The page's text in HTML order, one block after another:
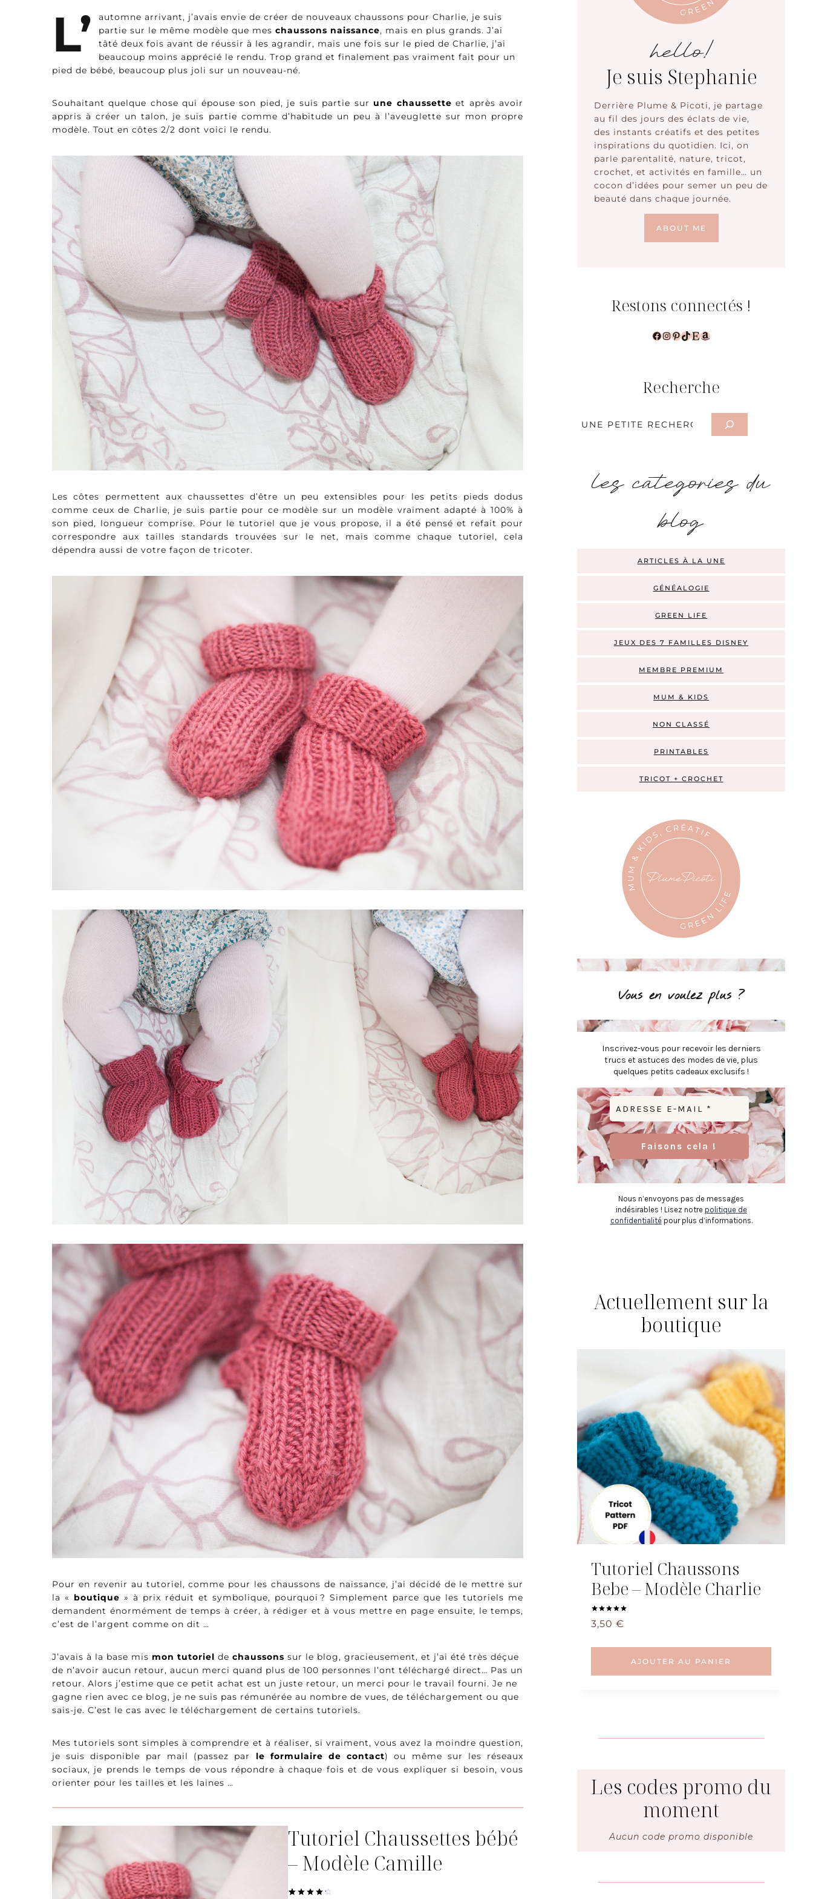
L’
automne arrivant, j’avais envie de créer de nouveaux chaussons pour Charlie, je suis
partie sur le même modèle que mes chaussons naissance, mais en plus grands. J’ai
tâté deux fois avant de réussir à les agrandir, mais une fois sur le pied de Charlie, j’ai
beaucoup moins apprécié le rendu. Trop grand et finalement pas vraiment fait pour un
pied de bébé, beaucoup plus joli sur un nouveau-né.
Souhaitant quelque chose qui épouse son pied, je suis partie sur une chaussette et après avoir
appris à créer un talon, je suis partie comme d’habitude un peu à l’aveuglette sur mon propre
modèle. Tout en côtes 2/2 dont voici le rendu.
Les côtes permettent aux chaussettes d’être un peu extensibles pour les petits pieds dodus
comme ceux de Charlie, je suis partie pour ce modèle sur un modèle vraiment adapté à 100% à
son pied, longueur comprise. Pour le tutoriel que je vous propose, il a été pensé et refait pour
correspondre aux tailles standards trouvées sur le net, mais comme chaque tutoriel, cela
dépendra aussi de votre façon de tricoter.
Pour en revenir au tutoriel, comme pour les chaussons de naissance, j’ai décidé de le mettre sur
la « boutique » à prix réduit et symbolique, pourquoi ? Simplement parce que les tutoriels me
demandent énormément de temps à créer, à rédiger et à vous mettre en page ensuite, le temps,
c’est de l’argent comme on dit …
J’avais à la base mis mon tutoriel de chaussons sur le blog, gracieusement, et j’ai été très déçue
de n’avoir aucun retour, aucun merci quand plus de 100 personnes l’ont téléchargé direct… Pas un
retour. Alors j’estime que ce petit achat est un juste retour, un merci pour le travail fourni. Je ne
gagne rien avec ce blog, je ne suis pas rémunérée au nombre de vues, de téléchargement ou que
sais-je. C’est le cas avec le téléchargement de certains tutoriels.
Mes tutoriels sont simples à comprendre et à réaliser, si vraiment, vous avez la moindre question,
je suis disponible par mail (passez par le formulaire de contact) ou même sur les réseaux
sociaux, je prends le temps de vous répondre à chaque fois et de vous expliquer si besoin, vous
orienter pour les tailles et les laines …
Tutoriel Chaussettes bébé
– Modèle Camille
hello!
Je suis Stephanie
Derrière Plume & Picoti, je partage
au fil des jours des éclats de vie,
des instants créatifs et des petites
inspirations du quotidien. Ici, on
parle parentalité, nature, tricot,
crochet, et activités en famille… un
cocon d’idées pour semer un peu de
beauté dans chaque journée.
ABOUT ME
Restons connectés !
Facebook
Instagram
Pinterest
TikTok
EtsyAmazon
Recherche
Rechercher
les categories du
blog
ARTICLES À LA UNE
GÉNÉALOGIE
GREEN LIFE
JEUX DES 7 FAMILLES DISNEY
MEMBRE PREMIUM
MUM & KIDS
NON CLASSÉ
PRINTABLES
TRICOT + CROCHET
Vous en voulez plus ?
Inscrivez-vous pour recevoir les derniers
trucs et astuces des modes de vie, plus
quelques petits cadeaux exclusifs !
Nous n’envoyons pas de messages
indésirables ! Lisez notre politique de
confidentialitépour plus d’informations.
Actuellement sur la
boutique
Tutoriel Chaussons
Bebe – Modèle Charlie
Note
5.00
3,50€
AJOUTER AU PANIER
Les codes promo du
moment
Aucun code promo disponible